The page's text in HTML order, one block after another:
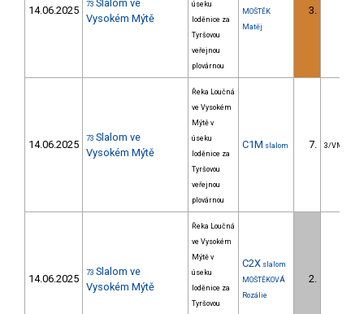
14.06.2025 73 Slalom ve
Vysokém Mýtě
úseku
loděnice za
Tyršovou
veřejnou
plovárnou
MOŠTĚK
Matěj
3.
14.06.2025 73 Slalom ve
Vysokém Mýtě
Řeka Loučná
ve Vysokém
Mýtě v
úseku
loděnice za
Tyršovou
veřejnou
plovárnou
C1M slalom 7. 3/VM
14.06.2025 73 Slalom ve
Vysokém Mýtě
Řeka Loučná
ve Vysokém
Mýtě v
úseku
loděnice za
Tyršovou
C2X slalom
MOŠTĚKOVÁ
Rozálie
2.